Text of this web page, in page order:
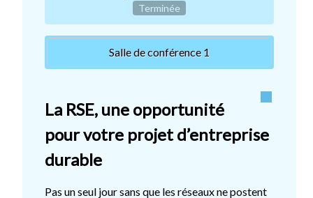
Terminée
Salle de conférence 1
La RSE, une opportunité
pour votre projet d’entreprise
durable
Pas un seul jour sans que les réseaux ne postent